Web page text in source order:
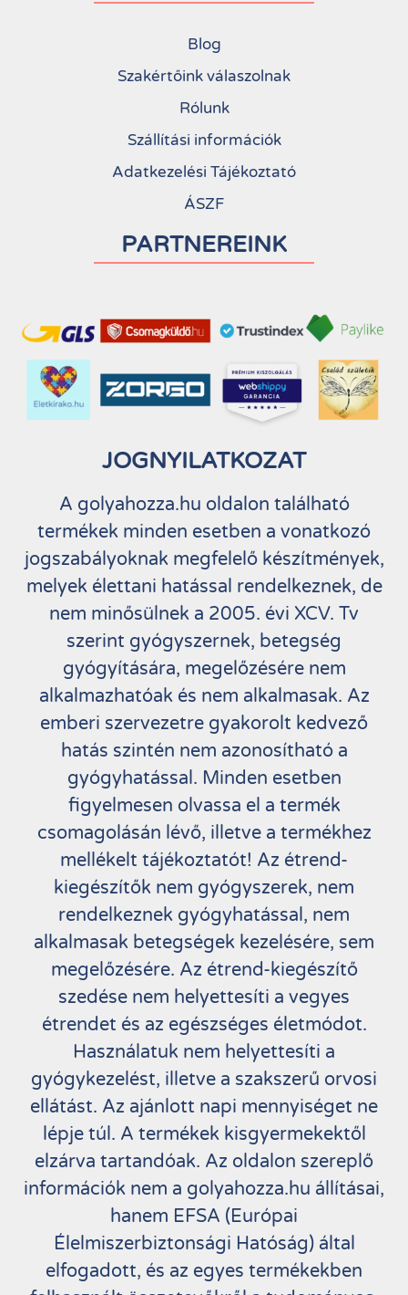
Blog
Szakértőink válaszolnak
Rólunk
Szállítási információk
Adatkezelési Tájékoztató
ÁSZF
PARTNEREINK
JOGNYILATKOZAT
A golyahozza.hu oldalon található
termékek minden esetben a vonatkozó
jogszabályoknak megfelelő készítmények,
melyek élettani hatással rendelkeznek, de
nem minősülnek a 2005. évi XCV. Tv
szerint gyógyszernek, betegség
gyógyítására, megelőzésére nem
alkalmazhatóak és nem alkalmasak. Az
emberi szervezetre gyakorolt kedvező
hatás szintén nem azonosítható a
gyógyhatással. Minden esetben
figyelmesen olvassa el a termék
csomagolásán lévő, illetve a termékhez
mellékelt tájékoztatót! Az étrend-
kiegészítők nem gyógyszerek, nem
rendelkeznek gyógyhatással, nem
alkalmasak betegségek kezelésére, sem
megelőzésére. Az étrend-kiegészítő
szedése nem helyettesíti a vegyes
étrendet és az egészséges életmódot.
Használatuk nem helyettesíti a
gyógykezelést, illetve a szakszerű orvosi
ellátást. Az ajánlott napi mennyiséget ne
lépje túl. A termékek kisgyermekektől
elzárva tartandóak. Az oldalon szereplő
információk nem a golyahozza.hu állításai,
hanem EFSA (Európai
Élelmiszerbiztonsági Hatóság) által
elfogadott, és az egyes termékekben